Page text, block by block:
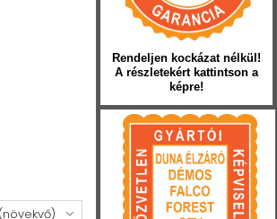
Rendeljen kockázat nélkül!
A részletekért kattintson a
képre!